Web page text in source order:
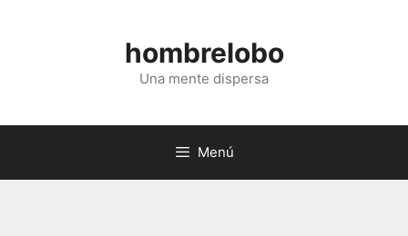
hombrelobo
Una mente dispersa
Menú